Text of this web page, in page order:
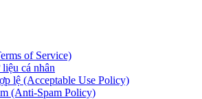
of Service)
cá nhân
lệ (Acceptable Use Policy)
(Anti-Spam Policy)